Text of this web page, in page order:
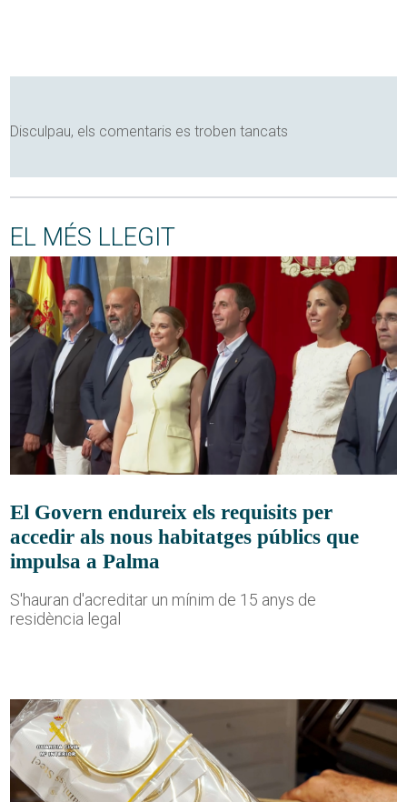
Disculpau, els comentaris es troben tancats
EL MÉS LLEGIT
El Govern endureix els requisits per
accedir als nous habitatges públics que
impulsa a Palma
S'hauran d'acreditar un mínim de 15 anys de
residència legal